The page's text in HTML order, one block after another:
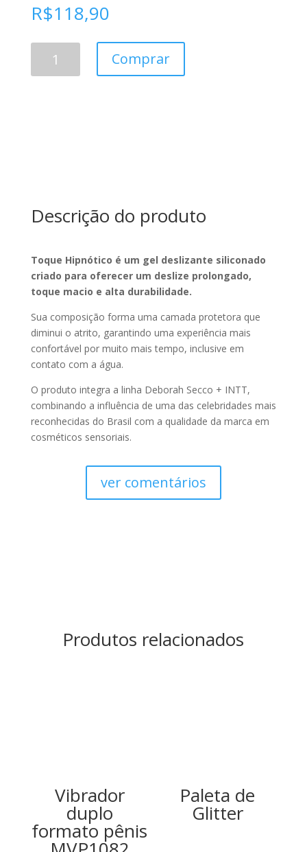
R$118,90
DESLIZANTE
Comprar
Descrição do produto
Toque Hipnótico é um gel deslizante siliconado
criado para oferecer um deslize prolongado,
toque macio e alta durabilidade.
Sua composição forma uma camada protetora que
diminui o atrito, garantindo uma experiência mais
confortável por muito mais tempo, inclusive em
contato com a água.
O produto integra a linha Deborah Secco + INTT,
combinando a influência de uma das celebridades mais
reconhecidas do Brasil com a qualidade da marca em
cosméticos sensoriais.
ver comentários
Produtos relacionados
Vibrador
duplo
formato pênis
Paleta de
Glitter